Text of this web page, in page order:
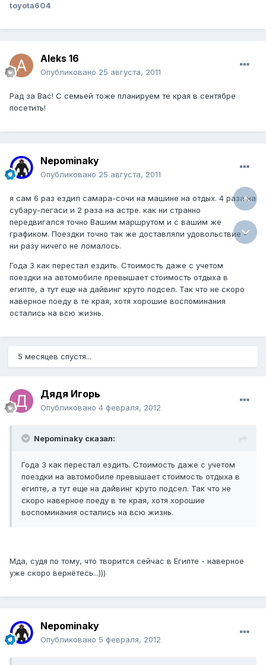
toyota604
Aleks 16
Опубликовано 25 августа, 2011
Рад за Вас! С семьей тоже планируем те края в сентябре
посетить!
Nepominaky
Опубликовано 25 августа, 2011
я сам 6 раз ездил самара-сочи на машине на отдых. 4 раза на
субару-легаси и 2 раза на астре. как ни странно
передвигался точно Вашим маршрутом и с вашим же
графиком. Поездки точно так же доставляли удовольствие -
ни разу ничего не ломалось.
Года 3 как перестал ездить. Стоимость даже с учетом
поездки на автомобиле превышает стоимость отдыха в
египте, а тут еще на дайвинг круто подсел. Так что не скоро
наверное поеду в те края, хотя хорошие воспоминания
остались на всю жизнь.
5 месяцев спустя...
Дядя Игорь
Опубликовано 4 февраля, 2012
Nepominaky сказал:
Года 3 как перестал ездить. Стоимость даже с учетом
поездки на автомобиле превышает стоимость отдыха в
египте, а тут еще на дайвинг круто подсел. Так что не
скоро наверное поеду в те края, хотя хорошие
воспоминания остались на всю жизнь.
Мда, судя по тому, что творится сейчас в Египте - наверное
уже скоро вернётесь...)))
Nepominaky
Опубликовано 5 февраля, 2012